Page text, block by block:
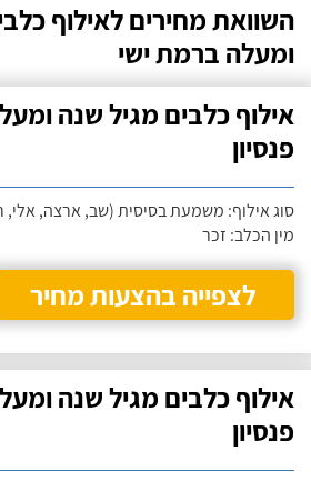
השוואת מחירים לאילוף
ומעלה ברמת ישי
אילוף כלבים מגיל שנה
פנסיון
סוג אילוף: משמעת בסיסית (שב, ארצה, אלי,
מין הכלב: זכר
לצפייה בהצעות מחיר
אילוף כלבים מגיל שנה
פנסיון